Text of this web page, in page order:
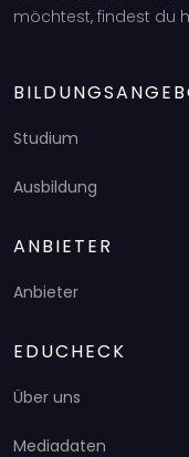
möchtest, findest du
Studium
Ausbildung
ANBIETER
Anbieter
EDUCHECK
Über uns
Mediadaten